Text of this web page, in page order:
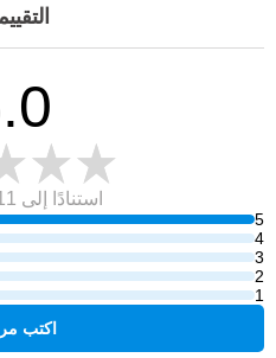
5
4
3
2
1
استنادًا إلى 11
اكتب